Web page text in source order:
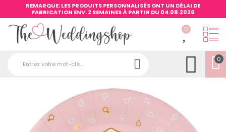
REMARQUE: LES PRODUITS PERSONNALISÉS ONT UN DÉLAI DE
FABRICATION ENV. 2 SEMAINES À PARTIR DU 04.08.2026
0
0